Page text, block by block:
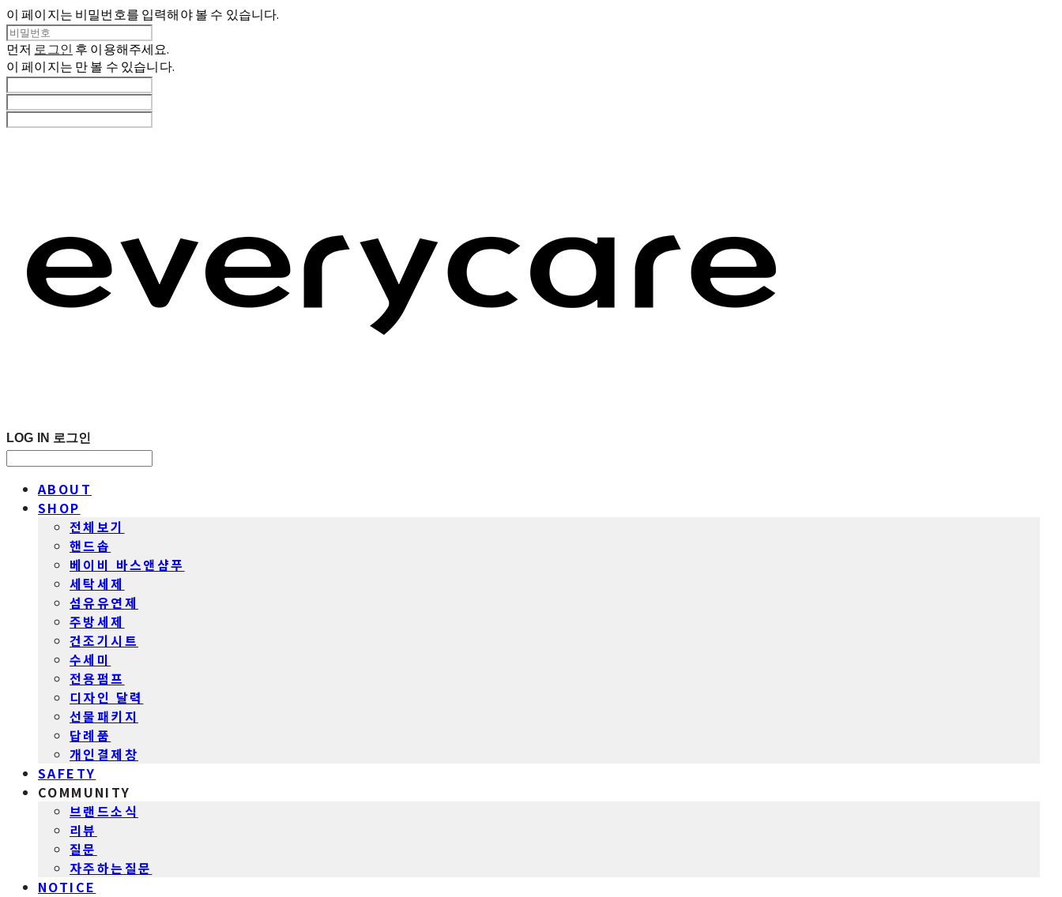
이 페이지는 비밀번호를 입력해야 볼 수 있습니다.
먼저 로그인 후 이용해주세요.
이 페이지는 만 볼 수 있습니다.
LOG IN 로그인
ABOUT
SHOP
전체보기
핸드솝
베이비 바스앤샴푸
세탁세제
섬유유연제
주방세제
건조기시트
수세미
전용펌프
디자인 달력
선물패키지
답례품
개인결제창
SAFETY
COMMUNITY
브랜드소식
리뷰
질문
자주하는질문
NOTICE